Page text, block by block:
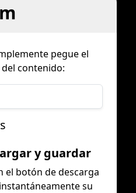
pegue el
del contenido:
y guardar
el botón de descarga
su